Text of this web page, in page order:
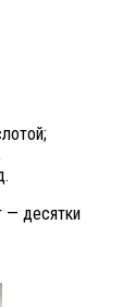
— десятки